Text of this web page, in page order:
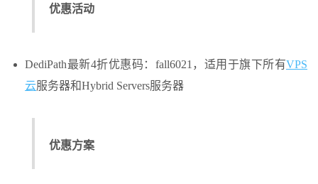
优惠活动
DediPath最新4折优惠码：fall6021，适用于旗下所有VPS
云服务器和Hybrid Servers服务器
优惠方案